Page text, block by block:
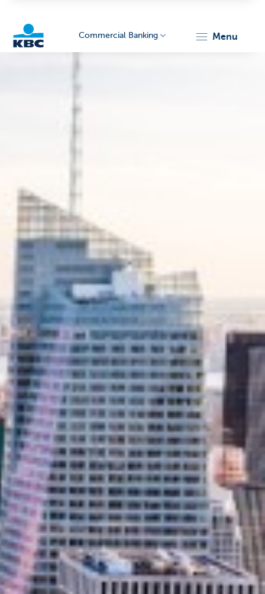
Commercial Banking menu